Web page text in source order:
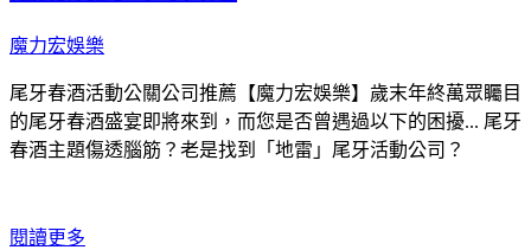
魔力宏娛樂
尾牙春酒活動公關公司推薦【魔力宏娛樂】歲末年終萬眾矚目
的尾牙春酒盛宴即將來到，而您是否曾遇過以下的困擾... 尾牙
春酒主題傷透腦筋？老是找到「地雷」尾牙活動公司？
閱讀更多